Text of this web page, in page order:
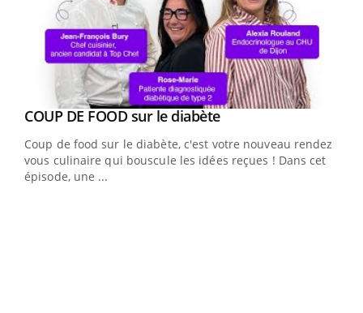
Youtube
COUP DE FOOD sur le diabèteYoutube
Coup de food sur le diabète, c'est votre nouveau rendez-
vous culinaire qui bouscule les idées reçues ! Dans cet
épisode, une ...